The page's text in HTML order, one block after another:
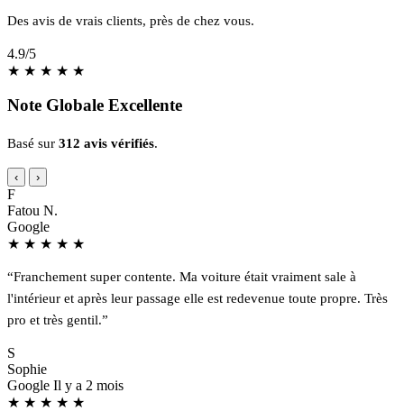
Des avis de vrais clients, près de chez vous.
4.9/5
★ ★ ★ ★ ★
Note Globale Excellente
Basé sur 312 avis vérifiés.
‹ ›
F
Fatou N.
Google
★ ★ ★ ★ ★
“Franchement super contente. Ma voiture était vraiment sale à
l'intérieur et après leur passage elle est redevenue toute propre. Très
pro et très gentil.”
S
Sophie
Google Il y a 2 mois
★ ★ ★ ★ ★